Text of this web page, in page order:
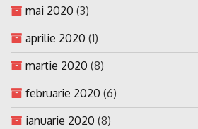
mai 2020 (3)
aprilie 2020 (1)
martie 2020 (8)
februarie 2020 (6)
ianuarie 2020 (8)